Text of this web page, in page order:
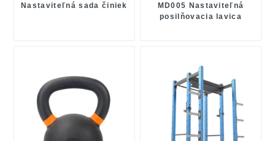
Nastaviteľná sada činiek
MD005 Nastaviteľná
posilňovacia lavica